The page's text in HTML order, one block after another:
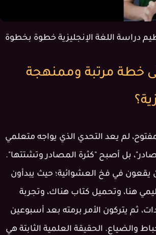
دراسة اللغة الإنجليزية خطوة بخطوة
خطة مرتبة وممنهجة
لم يعد التحدي الذي يواجه متعلمي
بل أصبح "كثرة المصادر وتشتتها".
يقعون في فخ العشوائية؛ حيث يبدأون
هنا، وتحميل كتاب هناك، وتجربة
ثم يتركون الأمر برمته بعد أسبوعين
والضياع. الحقيقة العلمية الثابتة هي